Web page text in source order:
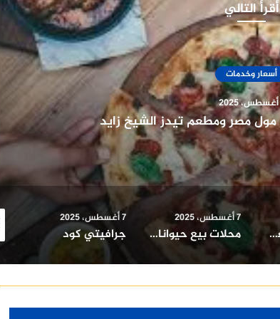
أقرأ التالي
أسعار وخدمات
7 أغسطس، 2025
فروع ومنيو مطعم بوتشرز برجر
محلات بيع حيوانات اليفة في الاسكندرية
7 أغسطس، 2025
جرافيتي كود
7 أغسطس، 2025
جولدز جيم